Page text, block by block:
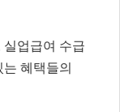
실업급여 수급
혜택들의